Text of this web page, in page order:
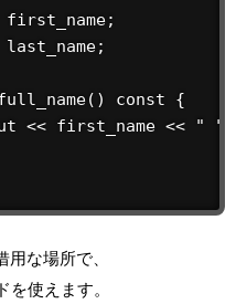
const {
<< first_name << " "
用な場所で、
を使えます。